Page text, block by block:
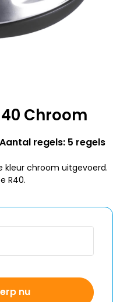
Chroom
Aantal regels: 5 regels
kleur chroom uitgevoerd.
R40.
nu